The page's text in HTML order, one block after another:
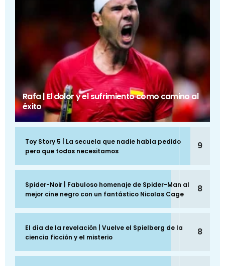
Rafa | El dolor y el sufrimiento como camino al
éxito
Toy Story 5 | La secuela que nadie había pedido
pero que todos necesitamos
9
Spider-Noir | Fabuloso homenaje de Spider-Man al
mejor cine negro con un fantástico Nicolas Cage
8
El día de la revelación | Vuelve el Spielberg de la
ciencia ficción y el misterio
8